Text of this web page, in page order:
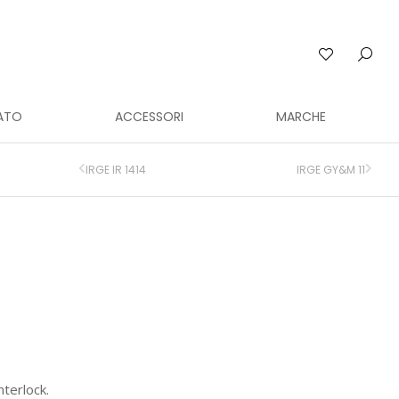
ACCESSORI MARCHE
IRGE IR 1414 IRGE GY&M 11